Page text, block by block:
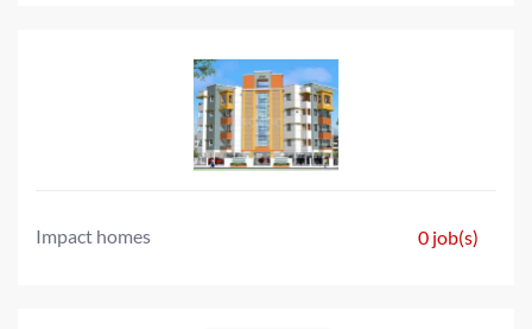
Impact homes 0 job(s)